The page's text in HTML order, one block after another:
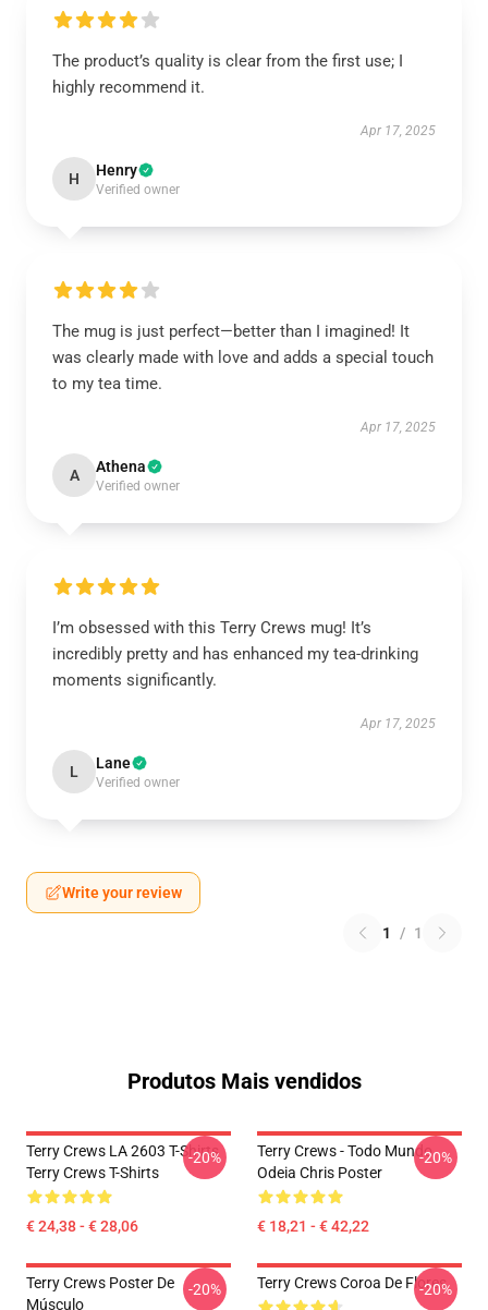
The product’s quality is clear from the first use; I
highly recommend it.
Apr 17, 2025
H Henry
Verified owner
The mug is just perfect—better than I imagined! It
was clearly made with love and adds a special touch
to my tea time.
Apr 17, 2025
A Athena
Verified owner
I’m obsessed with this Terry Crews mug! It’s
incredibly pretty and has enhanced my tea-drinking
moments significantly.
Apr 17, 2025
L Lane
Verified owner
Write your review
1 / 1
Produtos Mais vendidos
Terry Crews LA 2603 T-Shirts
Terry Crews T-Shirts
€ 24,38 - € 28,06
-20%
Terry Crews - Todo Mundo
Odeia Chris Poster
€ 18,21 - € 42,22
-20%
Terry Crews Poster De
Músculo
-20% Terry Crews Coroa De Flores
-20%